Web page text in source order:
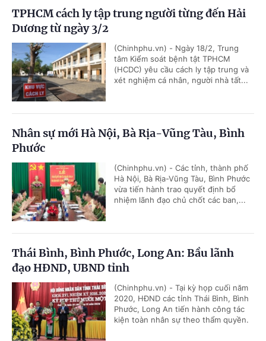
TPHCM cách ly tập trung người từng đến Hải
Dương từ ngày 3/2
(Chinhphu.vn) - Ngày 18/2, Trung
tâm Kiểm soát bệnh tật TPHCM
(HCDC) yêu cầu cách ly tập trung và
xét nghiệm cá nhân, người nhà tất...
Nhân sự mới Hà Nội, Bà Rịa-Vũng Tàu, Bình
Phước
(Chinhphu.vn) - Các tỉnh, thành phố
Hà Nội, Bà Rịa-Vũng Tàu, Bình Phước
vừa tiến hành trao quyết định bổ
nhiệm lãnh đạo chủ chốt các ban,...
Thái Bình, Bình Phước, Long An: Bầu lãnh
đạo HĐND, UBND tỉnh
(Chinhphu.vn) - Tại kỳ họp cuối năm
2020, HĐND các tỉnh Thái Bình, Bình
Phước, Long An tiến hành công tác
kiện toàn nhân sự theo thẩm quyền.